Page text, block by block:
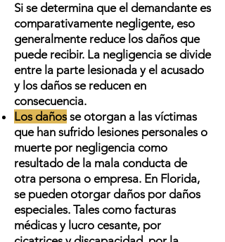
Si se determina que el demandante es
comparativamente negligente, eso
generalmente reduce los daños que
puede recibir. La negligencia se divide
entre la parte lesionada y el acusado
y los daños se reducen en
consecuencia.
Los dañosse otorgan a las víctimas
que han sufrido lesiones personales o
muerte por negligencia como
resultado de la mala conducta de
otra persona o empresa. En Florida,
se pueden otorgar daños por daños
especiales. Tales como facturas
médicas y lucro cesante, por